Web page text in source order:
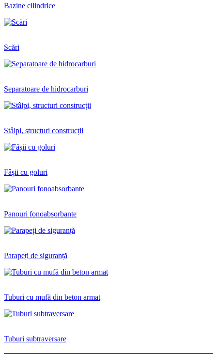
Bazine cilindrice
Scări
Separatoare de hidrocarburi
Stâlpi, structuri construcții
Fâșii cu goluri
Panouri fonoabsorbante
Parapeți de siguranță
Tuburi cu mufă din beton armat
Tuburi subtraversare